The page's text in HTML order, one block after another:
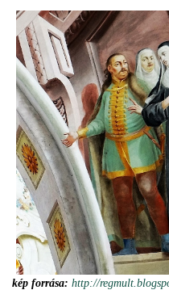
kép forrása: http://